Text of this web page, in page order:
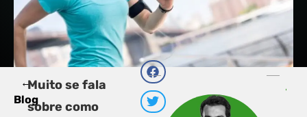
←
Blog
Muito se fala
sobre como